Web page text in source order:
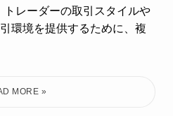
レーダーの取引スタイルや
環境を提供するために、複